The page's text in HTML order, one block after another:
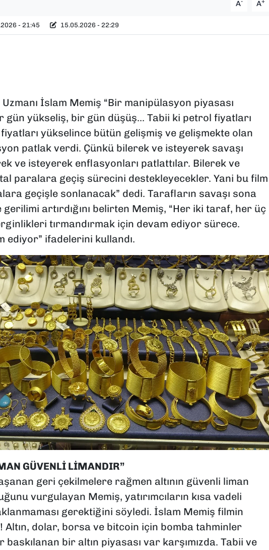
A- A+
- 21:45 15.05.2026 - 22:29
İslam Memiş “Bir manipülasyon piyasası
gün yükseliş, bir gün düşüş... Tabii ki petrol fiyatları
yükselince bütün gelişmiş ve gelişmekte olan
patlak verdi. Çünkü bilerek ve isteyerek savaşı
ve isteyerek enflasyonları patlattılar. Bilerek ve
paralara geçiş sürecini destekleyecekler. Yani bu film
geçişle sonlanacak” dedi. Tarafların savaşı sona
artırdığını belirten Memiş, “Her iki taraf, her üç
tırmandırmak için devam ediyor sürece.
ediyor” ifadelerini kullandı.
GÜVENLİ LİMANDIR”
geri çekilmelere rağmen altının güvenli liman
vurgulayan Memiş, yatırımcıların kısa vadeli
gerektiğini söyledi. İslam Memiş filmin
Altın, dolar, borsa ve bitcoin için bomba tahminler
baskılanan bir altın piyasası var karşımızda. Tabii ve